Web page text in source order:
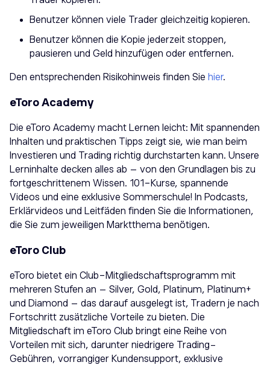
Benutzer können viele Trader gleichzeitig kopieren.
Benutzer können die Kopie jederzeit stoppen,
pausieren und Geld hinzufügen oder entfernen.
Den entsprechenden Risikohinweis finden Sie hier.
eToro Academy
Die eToro Academy macht Lernen leicht: Mit spannenden
Inhalten und praktischen Tipps zeigt sie, wie man beim
Investieren und Trading richtig durchstarten kann. Unsere
Lerninhalte decken alles ab – von den Grundlagen bis zu
fortgeschrittenem Wissen. 101-Kurse, spannende
Videos und eine exklusive Sommerschule! In Podcasts,
Erklärvideos und Leitfäden finden Sie die Informationen,
die Sie zum jeweiligen Marktthema benötigen.
eToro Club
eToro bietet ein Club-Mitgliedschaftsprogramm mit
mehreren Stufen an – Silver, Gold, Platinum, Platinum+
und Diamond – das darauf ausgelegt ist, Tradern je nach
Fortschritt zusätzliche Vorteile zu bieten. Die
Mitgliedschaft im eToro Club bringt eine Reihe von
Vorteilen mit sich, darunter niedrigere Trading-
Gebühren, vorrangiger Kundensupport, exklusive